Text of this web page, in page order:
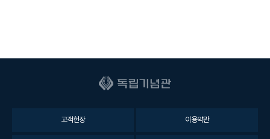
고객헌장 이용약관